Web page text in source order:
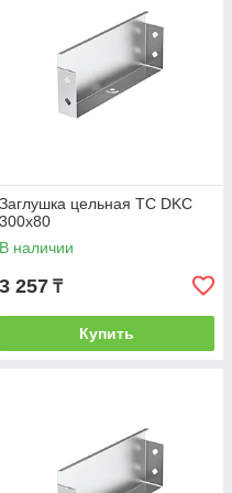
Заглушка цельная ТС DKC
300х80
В наличии
3 257 ₸
Купить